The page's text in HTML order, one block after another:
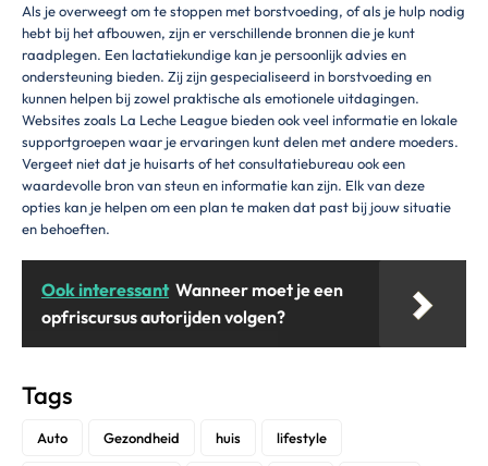
Als je overweegt om te stoppen met borstvoeding, of als je hulp nodig
hebt bij het afbouwen, zijn er verschillende bronnen die je kunt
raadplegen. Een lactatiekundige kan je persoonlijk advies en
ondersteuning bieden. Zij zijn gespecialiseerd in borstvoeding en
kunnen helpen bij zowel praktische als emotionele uitdagingen.
Websites zoals La Leche League bieden ook veel informatie en lokale
supportgroepen waar je ervaringen kunt delen met andere moeders.
Vergeet niet dat je huisarts of het consultatiebureau ook een
waardevolle bron van steun en informatie kan zijn. Elk van deze
opties kan je helpen om een plan te maken dat past bij jouw situatie
en behoeften.
Ook interessant Wanneer moet je een
opfriscursus autorijden volgen?
Tags
Auto Gezondheid huis lifestyle